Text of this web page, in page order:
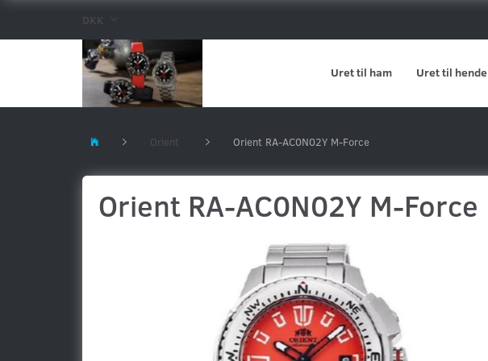
DKK
Uret til ham Uret til hende
Orient Orient RA-AC0N02Y M-Force
Orient RA-AC0N02Y M-Force